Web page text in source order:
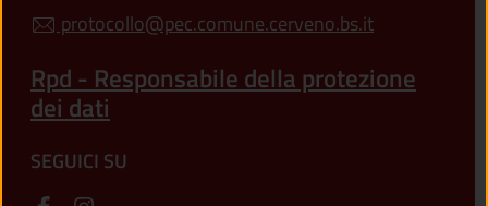
protocollo@pec.comune.cerveno.bs.it
Rpd - Responsabile della protezione
dei dati
SEGUICI SU